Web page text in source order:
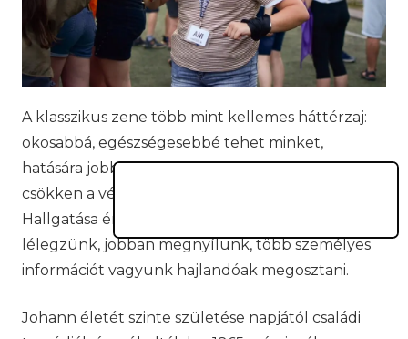
A klasszikus zene több mint kellemes háttérzaj:
okosabbá, egészségesebbé tehet minket,
hatására jobban alhatunk. Jót tesz a szívnek, mert
csökken a vérnyomás dallamai nyugtató hatására.
Hallgatása érzelmesebbé tesz, mélyebben
lélegzünk, jobban megnyílunk, több személyes
információt vagyunk hajlandóak megosztani.
Johann életét szinte születése napjától családi